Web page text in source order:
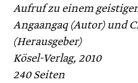
Aufruf zu einem
Angaangaq (Autor) und
(Herausgeber)
Kösel-Verlag, 2010
240 Seiten